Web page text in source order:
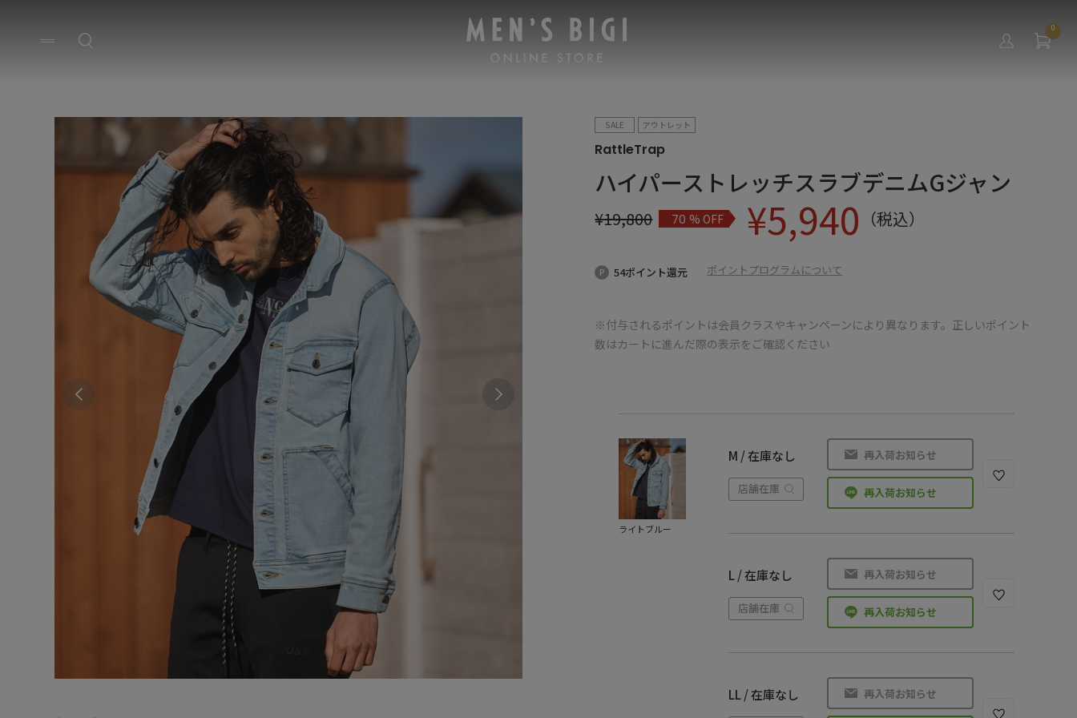
0
SALE アウトレット
RattleTrap
ハイパーストレッチスラブデニムGジャン
¥19,800 70 % OFF ¥5,940 （税込）
54ポイント還元 ポイントプログラムについて
※付与されるポイントは会員クラスやキャンペーンにより異なります。正しいポイント
数はカートに進んだ際の表示をご確認ください
ライトブルー
M / 在庫なし
店舗在庫
再入荷お知らせ
再入荷お知らせ
L / 在庫なし
店舗在庫
再入荷お知らせ
再入荷お知らせ
LL / 在庫なし 再入荷お知らせ